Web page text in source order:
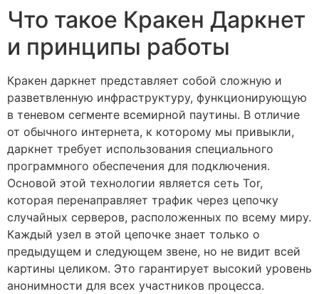
Что такое Кракен Даркнет
и принципы работы
Кракен даркнет представляет собой сложную и
разветвленную инфраструктуру, функционирующую
в теневом сегменте всемирной паутины. В отличие
от обычного интернета, к которому мы привыкли,
даркнет требует использования специального
программного обеспечения для подключения.
Основой этой технологии является сеть Tor,
которая перенаправляет трафик через цепочку
случайных серверов, расположенных по всему миру.
Каждый узел в этой цепочке знает только о
предыдущем и следующем звене, но не видит всей
картины целиком. Это гарантирует высокий уровень
анонимности для всех участников процесса.